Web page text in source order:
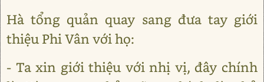
Hà tổng quản quay sang đưa tay giới
thiệu Phi Vân với họ:
- Ta xin giới thiệu với nhị vị, đây chính